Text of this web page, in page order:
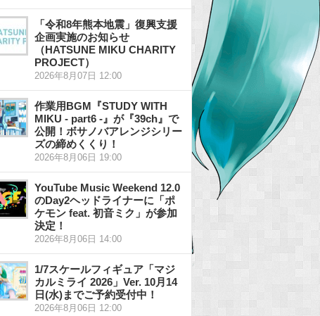
「令和8年熊本地震」復興支援
企画実施のお知らせ
（HATSUNE MIKU CHARITY
PROJECT）
2026年8月07日 12:00
作業用BGM『STUDY WITH
MIKU - part6 -』が『39ch』で
公開！ボサノバアレンジシリー
ズの締めくくり！
2026年8月06日 19:00
YouTube Music Weekend 12.0
のDay2ヘッドライナーに「ポ
ケモン feat. 初音ミク」が参加
決定！
2026年8月06日 14:00
1/7スケールフィギュア「マジ
カルミライ 2026」Ver. 10月14
日(水)までご予約受付中！
2026年8月06日 12:00